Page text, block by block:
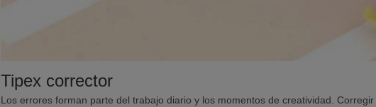
Tipex corrector
Los errores forman parte del trabajo diario y los momentos de creatividad.